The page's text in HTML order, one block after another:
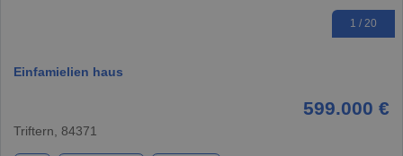
1 / 20
Einfamielien haus
599.000 €
Triftern, 84371